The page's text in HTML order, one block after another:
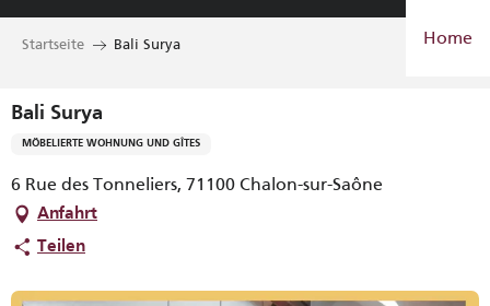
Aller
Home
Startseite Bali Surya
Bali Surya
MÖBELIERTE WOHNUNG UND GÎTES
6 Rue des Tonneliers, 71100 Chalon-sur-Saône
Anfahrt
Teilen